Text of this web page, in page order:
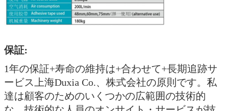
保証:
1年の保証+寿命の維持は+合わせて+長期追跡サ
ービス上海Duxia Co.、株式会社の原則です。私
達は顧客のためのいくつかの広範囲の技術的